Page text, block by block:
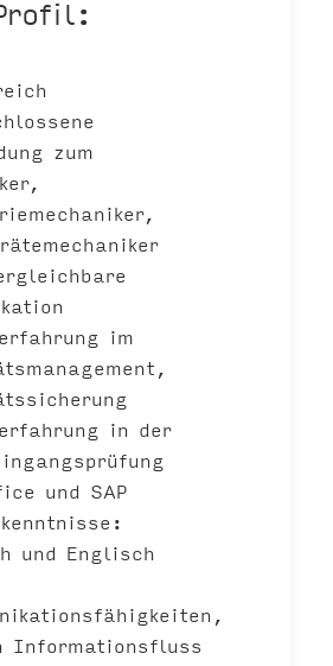
zum
im
in der
und SAP
und Englisch
Informationsfluss